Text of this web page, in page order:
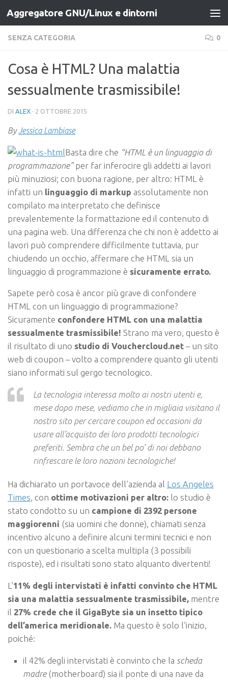
Salta al contenuto
Aggregatore GNU/Linux e dintorni
SENZA CATEGORIA 0
Cosa è HTML? Una malattia
sessualmente trasmissibile!
DI ALEX · 2 OTTOBRE 2015
ByJessica Lambiase
Basta dire che “HTML è un linguaggio di
programmazione”per far inferocire gli addetti ai lavori
più minuziosi; con buona ragione, per altro: HTML è
infatti un linguaggio di markup assolutamente non
compilato ma interpretato che definisce
prevalentemente la formattazione ed il contenuto di
una pagina web. Una differenza che chi non è addetto ai
lavori può comprendere difficilmente tuttavia, pur
chiudendo un occhio, affermare che HTML sia un
linguaggio di programmazione è sicuramente errato.
Sapete però cosa è ancor più grave di confondere
HTML con un linguaggio di programmazione?
Sicuramente confondere HTML con una malattia
sessualmente trasmissibile! Strano ma vero, questo è
il risultato di uno studio di Vouchercloud.net – un sito
web di coupon – volto a comprendere quanto gli utenti
siano informati sul gergo tecnologico.
La tecnologia interessa molto ai nostri utenti e,
mese dopo mese, vediamo che in migliaia visitano il
nostro sito per cercare coupon ed occasioni da
usare all’acquisto dei loro prodotti tecnologici
preferiti. Sembra che un bel po’ di noi debbano
rinfrescare le loro nozioni tecnologiche!
Ha dichiarato un portavoce dell’azienda al Los Angeles
Times, con ottime motivazioni per altro: lo studio è
stato condotto su un campione di 2392 persone
maggiorenni (sia uomini che donne), chiamati senza
incentivo alcuno a definire alcuni termini tecnici e non
con un questionario a scelta multipla (3 possibili
risposte), ed i risultati sono stato alquanto divertenti!
L’11% degli intervistati è infatti convinto che HTML
sia una malattia sessualmente trasmissibile, mentre
il 27% crede che il GigaByte sia un insetto tipico
dell’america meridionale. Ma questo è solo l’inizio,
poiché:
il 42% degli intervistati è convinto che la scheda
madre (motherboard) sia il ponte di una nave da